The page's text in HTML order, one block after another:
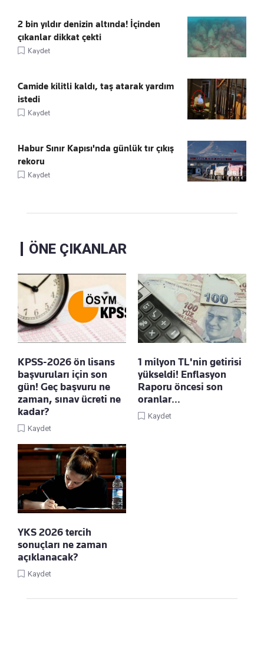
2 bin yıldır denizin altında! İçinden
çıkanlar dikkat çekti
Kaydet
Camide kilitli kaldı, taş atarak yardım
istedi
Kaydet
Habur Sınır Kapısı'nda günlük tır çıkış
rekoru
Kaydet
ÖNE ÇIKANLAR
KPSS-2026 ön lisans
başvuruları için son
gün! Geç başvuru ne
zaman, sınav ücreti ne
kadar?
Kaydet
1 milyon TL'nin getirisi
yükseldi! Enflasyon
Raporu öncesi son
oranlar…
Kaydet
YKS 2026 tercih
sonuçları ne zaman
açıklanacak?
Kaydet